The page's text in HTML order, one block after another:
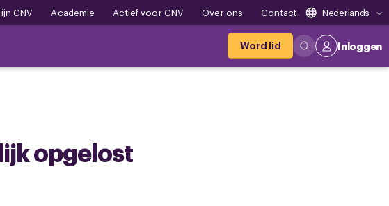
CNV Academie Actief voor CNV Over ons Contact Nederlands
Word lid Inloggen
opgelost